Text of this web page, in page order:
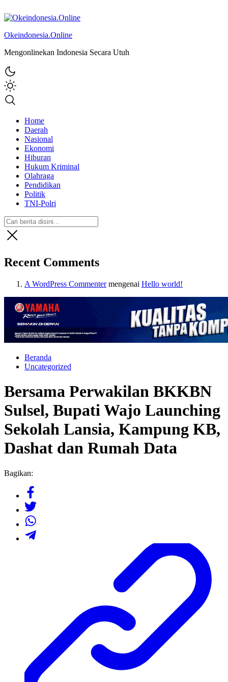
Okeindonesia.Online
Mengonlinekan Indonesia Secara Utuh
Home
Daerah
Nasional
Ekonomi
Hiburan
Hukum Kriminal
Olahraga
Pendidikan
Politik
TNI-Polri
Recent Comments
A WordPress Commentermengenai Hello world!
Beranda
Uncategorized
Bersama Perwakilan BKKBN
Sulsel, Bupati Wajo Launching
Sekolah Lansia, Kampung KB,
Dashat dan Rumah Data
Bagikan: